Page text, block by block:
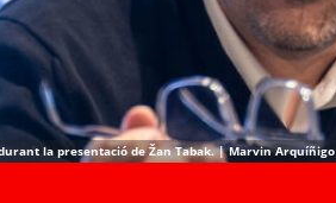
la presentació de Žan Tabak. | Marvin Arquíñigo